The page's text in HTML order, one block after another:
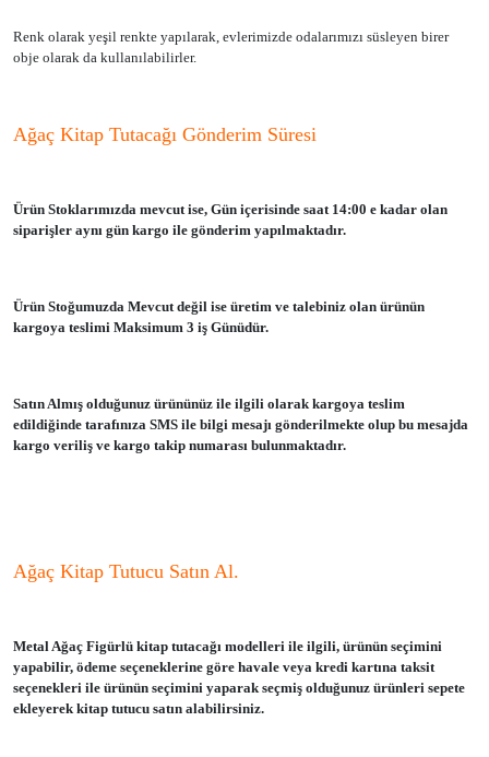
Renk olarak yeşil renkte yapılarak, evlerimizde odalarımızı süsleyen birer
obje olarak da kullanılabilirler.
Ağaç Kitap Tutacağı Gönderim Süresi
Ürün Stoklarımızda mevcut ise, Gün içerisinde saat 14:00 e kadar olan
siparişler aynı gün kargo ile gönderim yapılmaktadır.
Ürün Stoğumuzda Mevcut değil ise üretim ve talebiniz olan ürünün
kargoya teslimi Maksimum 3 iş Günüdür.
Satın Almış olduğunuz ürününüz ile ilgili olarak kargoya teslim
edildiğinde tarafınıza SMS ile bilgi mesajı gönderilmekte olup bu mesajda
kargo veriliş ve kargo takip numarası bulunmaktadır.
Ağaç Kitap Tutucu Satın Al.
Metal Ağaç Figürlü kitap tutacağı modelleri ile ilgili, ürünün seçimini
yapabilir, ödeme seçeneklerine göre havale veya kredi kartına taksit
seçenekleri ile ürünün seçimini yaparak seçmiş olduğunuz ürünleri sepete
ekleyerek kitap tutucu satın alabilirsiniz.